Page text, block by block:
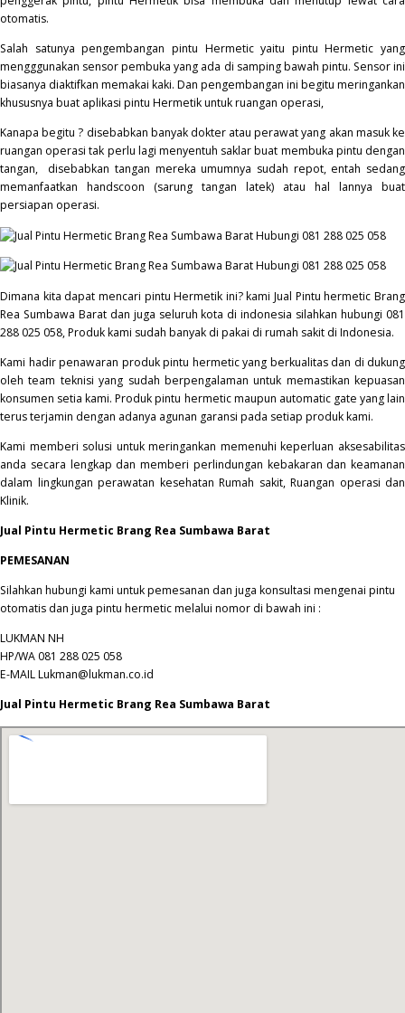
otomatis.
Salah satunya pengembangan pintu Hermetic yaitu pintu Hermetic yang
mengggunakan sensor pembuka yang ada di samping bawah pintu. Sensor ini
biasanya diaktifkan memakai kaki. Dan pengembangan ini begitu meringankan
khususnya buat aplikasi pintu Hermetik untuk ruangan operasi,
Kanapa begitu ? disebabkan banyak dokter atau perawat yang akan masuk ke
ruangan operasi tak perlu lagi menyentuh saklar buat membuka pintu dengan
tangan, disebabkan tangan mereka umumnya sudah repot, entah sedang
memanfaatkan handscoon (sarung tangan latek) atau hal lannya buat
persiapan operasi.
Dimana kita dapat mencari pintu Hermetik ini? kami Jual Pintu hermetic Brang
Rea Sumbawa Barat dan juga seluruh kota di indonesia silahkan hubungi 081
288 025 058, Produk kami sudah banyak di pakai di rumah sakit di Indonesia.
Kami hadir penawaran produk pintu hermetic yang berkualitas dan di dukung
oleh team teknisi yang sudah berpengalaman untuk memastikan kepuasan
konsumen setia kami. Produk pintu hermetic maupun automatic gate yang lain
terus terjamin dengan adanya agunan garansi pada setiap produk kami.
Kami memberi solusi untuk meringankan memenuhi keperluan aksesabilitas
anda secara lengkap dan memberi perlindungan kebakaran dan keamanan
dalam lingkungan perawatan kesehatan Rumah sakit, Ruangan operasi dan
Klinik.
Jual Pintu Hermetic Brang Rea Sumbawa Barat
PEMESANAN
Silahkan hubungi kami untuk pemesanan dan juga konsultasi mengenai pintu
otomatis dan juga pintu hermetic melalui nomor di bawah ini :
LUKMAN NH
HP/WA 081 288 025 058
E-MAIL Lukman@lukman.co.id
Jual Pintu Hermetic Brang Rea Sumbawa Barat